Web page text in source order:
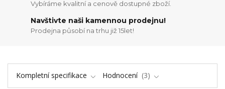
Vybíráme kvalitní a cenově dostupné zboží.
Navštivte naši kamennou prodejnu!
Prodejna působí na trhu již 15let!
Kompletní specifikace Hodnocení 3